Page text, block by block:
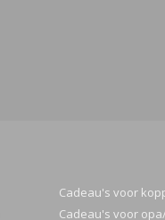
Cadeau's voor
Cadeau's voor